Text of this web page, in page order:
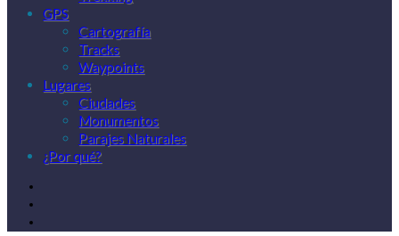
GPS
Cartografía
Tracks
Waypoints
Lugares
Ciudades
Monumentos
Parajes Naturales
¿Por qué?